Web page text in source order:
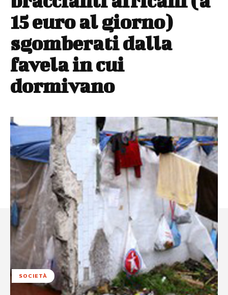
15 euro al giorno)
sgomberati dalla
favela in cui
dormivano
SOCIETÀ